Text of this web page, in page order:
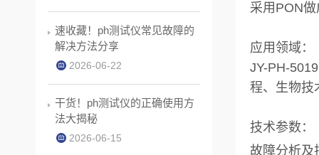
采用PON
应用领域：
JY-PH-
程、生物技
技术参数：
故障分析及
速收藏！ph测试仪常见故障的
解决方法分享
2026-06-22
干货！ph测试仪的正确使用方
法大揭秘
2026-06-15